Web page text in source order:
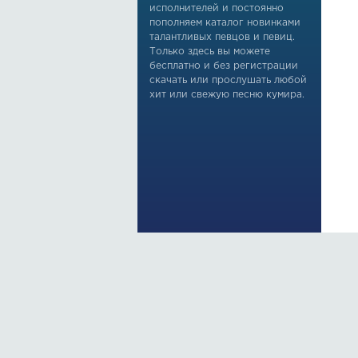
исполнителей и постоянно
пополняем каталог новинками
талантливых певцов и певиц.
Только здесь вы можете
бесплатно и без регистрации
скачать или прослушать любой
хит или свежую песню кумира.